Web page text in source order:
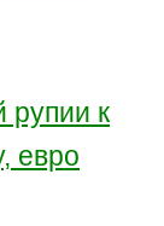
рупии к
евро